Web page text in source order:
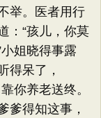
举。医者用行
：“孩儿，你莫
姐晓得事露
得呆了，
你养老送终。
爹得知这事，